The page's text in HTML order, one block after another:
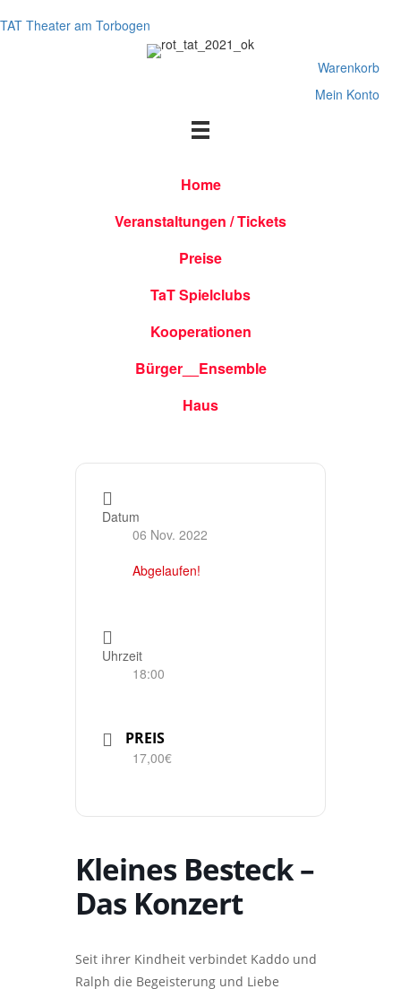
TAT Theater am Torbogen
Warenkorb
Mein Konto
Home
Veranstaltungen / Tickets
Preise
TaT Spielclubs
Kooperationen
Bürger__Ensemble
Haus
Datum
06 Nov. 2022
Abgelaufen!
Uhrzeit
18:00
PREIS
17,00€
Kleines Besteck –
Das Konzert
Seit ihrer Kindheit verbindet Kaddo und
Ralph die Begeisterung und Liebe